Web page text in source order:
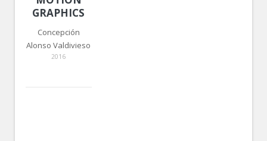
GRAPHICS
Concepción
Alonso Valdivieso
2016